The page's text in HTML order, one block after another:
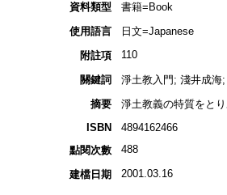
資料類型
書籍=Book
使用語言
日文=Japanese
附註項
110
關鍵詞
淨土教入門; 淺井成海;
摘要
淨土教義の特質をと
ISBN
4894162466
點閱次數
488
建檔日期 2001.03.16